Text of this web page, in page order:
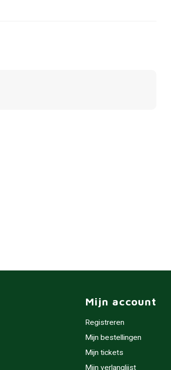
Mijn account
Registreren
Mijn bestellingen
Mijn tickets